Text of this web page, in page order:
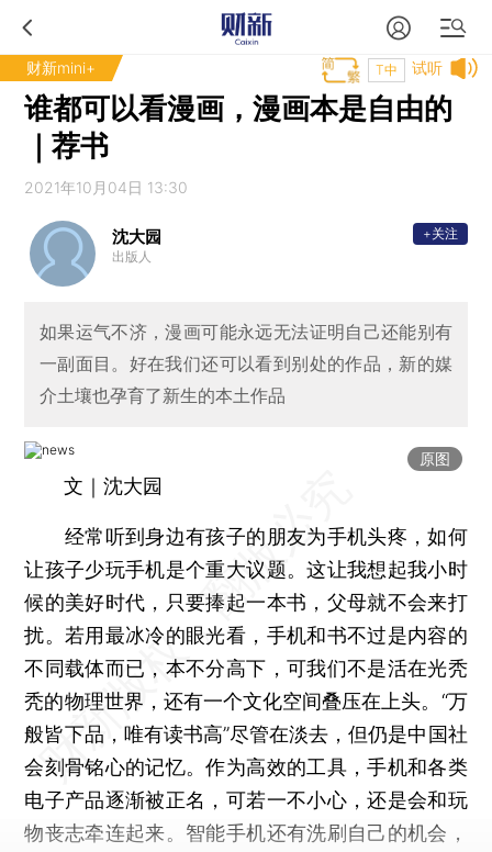
财新mini+ 试听
T中
谁都可以看漫画，漫画本是自由的
｜荐书
2021年10月04日 13:30
沈大园
出版人
+关注
如果运气不济，漫画可能永远无法证明自己还能别有
一副面目。好在我们还可以看到别处的作品，新的媒
介土壤也孕育了新生的本土作品
原图
文｜沈大园
经常听到身边有孩子的朋友为手机头疼，如何
让孩子少玩手机是个重大议题。这让我想起我小时
候的美好时代，只要捧起一本书，父母就不会来打
扰。若用最冰冷的眼光看，手机和书不过是内容的
不同载体而已，本不分高下，可我们不是活在光秃
秃的物理世界，还有一个文化空间叠压在上头。“万
般皆下品，唯有读书高”尽管在淡去，但仍是中国社
会刻骨铭心的记忆。作为高效的工具，手机和各类
电子产品逐渐被正名，可若一不小心，还是会和玩
物丧志牵连起来。智能手机还有洗刷自己的机会，